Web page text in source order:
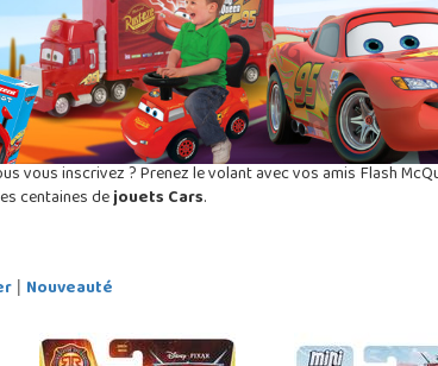
vous inscrivez ? Prenez le volant avec vos amis Flash
centaines dejouets Cars.
| Nouveauté